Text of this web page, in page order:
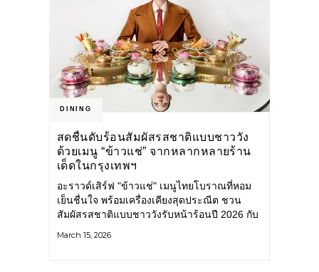
DINING
สดชื่นดับร้อนสัมผัสรสชาติแบบชาววัง
ด้วยเมนู “ข้าวแช่” จากหลากหลายร้าน
เด็ดในกรุงเทพฯ
อะราวด์เสิร์ฟ "ข้าวแช่" เมนูไทยโบราณที่หอม
เย็นชื่นใจ พร้อมเครื่องเคียงสุดประณีต ชวน
สัมผัสรสชาติแบบชาววังรับหน้าร้อนปี 2026 กับ
หอม โรงแรมเมอเวนพิค บีดีเอ็มเอส เวลเนส
March 15, 2026